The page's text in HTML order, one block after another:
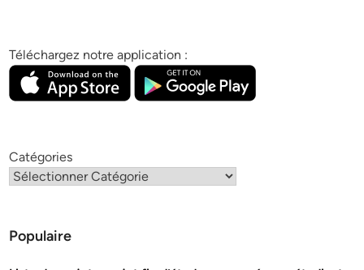
Téléchargez notre application :
Catégories
Populaire